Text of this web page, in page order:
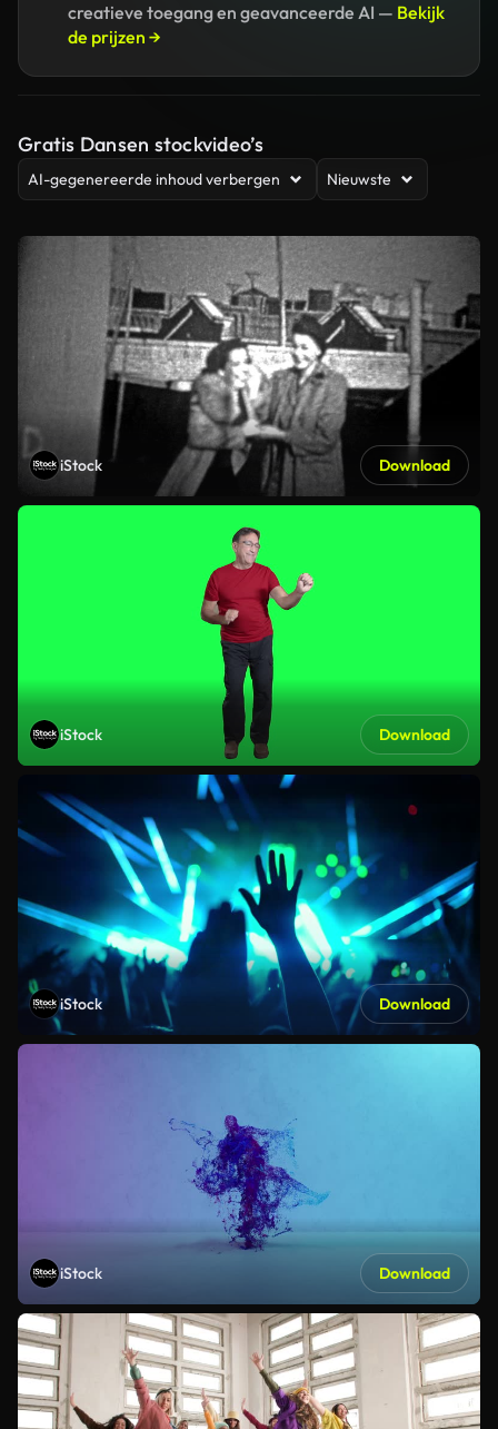
creatieve toegang en geavanceerde AI — Bekijk
de prijzen →
Gratis Dansen stockvideo’s
AI-gegenereerde inhoud verbergen Nieuwste
iStock Download
iStock Download
iStock Download
iStock Download